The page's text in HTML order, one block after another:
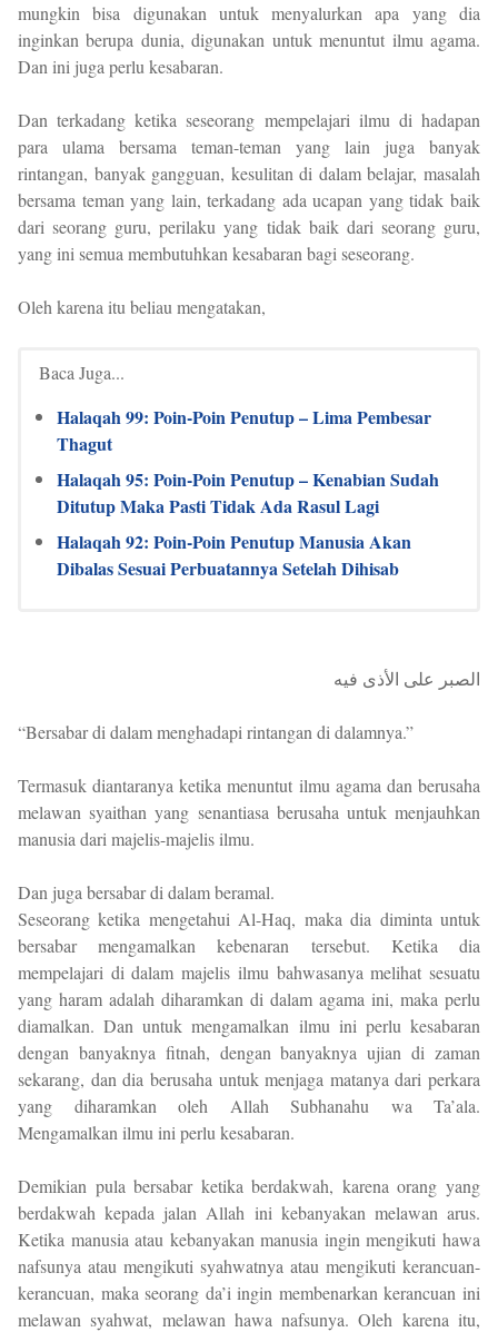
mungkin bisa digunakan untuk menyalurkan apa yang dia
inginkan berupa dunia, digunakan untuk menuntut ilmu agama.
Dan ini juga perlu kesabaran.
Dan terkadang ketika seseorang mempelajari ilmu di hadapan
para ulama bersama teman-teman yang lain juga banyak
rintangan, banyak gangguan, kesulitan di dalam belajar, masalah
bersama teman yang lain, terkadang ada ucapan yang tidak baik
dari seorang guru, perilaku yang tidak baik dari seorang guru,
yang ini semua membutuhkan kesabaran bagi seseorang.
Oleh karena itu beliau mengatakan,
Baca Juga...
Halaqah 99: Poin-Poin Penutup – Lima Pembesar
Thagut
Halaqah 95: Poin-Poin Penutup – Kenabian Sudah
Ditutup Maka Pasti Tidak Ada Rasul Lagi
Halaqah 92: Poin-Poin Penutup Manusia Akan
Dibalas Sesuai Perbuatannya Setelah Dihisab
الصبر على الأذى فيه
“Bersabar di dalam menghadapi rintangan di dalamnya.”
Termasuk diantaranya ketika menuntut ilmu agama dan berusaha
melawan syaithan yang senantiasa berusaha untuk menjauhkan
manusia dari majelis-majelis ilmu.
Dan juga bersabar di dalam beramal.
Seseorang ketika mengetahui Al-Haq, maka dia diminta untuk
bersabar mengamalkan kebenaran tersebut. Ketika dia
mempelajari di dalam majelis ilmu bahwasanya melihat sesuatu
yang haram adalah diharamkan di dalam agama ini, maka perlu
diamalkan. Dan untuk mengamalkan ilmu ini perlu kesabaran
dengan banyaknya fitnah, dengan banyaknya ujian di zaman
sekarang, dan dia berusaha untuk menjaga matanya dari perkara
yang diharamkan oleh Allah Subhanahu wa Ta’ala.
Mengamalkan ilmu ini perlu kesabaran.
Demikian pula bersabar ketika berdakwah, karena orang yang
berdakwah kepada jalan Allah ini kebanyakan melawan arus.
Ketika manusia atau kebanyakan manusia ingin mengikuti hawa
nafsunya atau mengikuti syahwatnya atau mengikuti kerancuan-
kerancuan, maka seorang da’i ingin membenarkan kerancuan ini
melawan syahwat, melawan hawa nafsunya. Oleh karena itu,